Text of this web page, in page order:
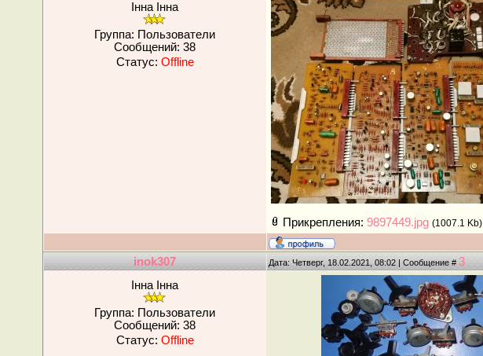
Інна Інна
Группа: Пользователи
Сообщений: 38
Статус: Offline
Прикрепления: 9897449.jpg (1007.1 Kb)
inok307 Дата: Четверг, 18.02.2021, 08:02 | Сообщение # 3
Інна Інна
Группа: Пользователи
Сообщений: 38
Статус: Offline